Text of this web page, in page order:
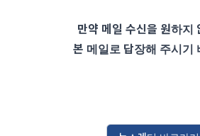
만약 메일 수신을 원하지
본 메일로 답장해 주시기